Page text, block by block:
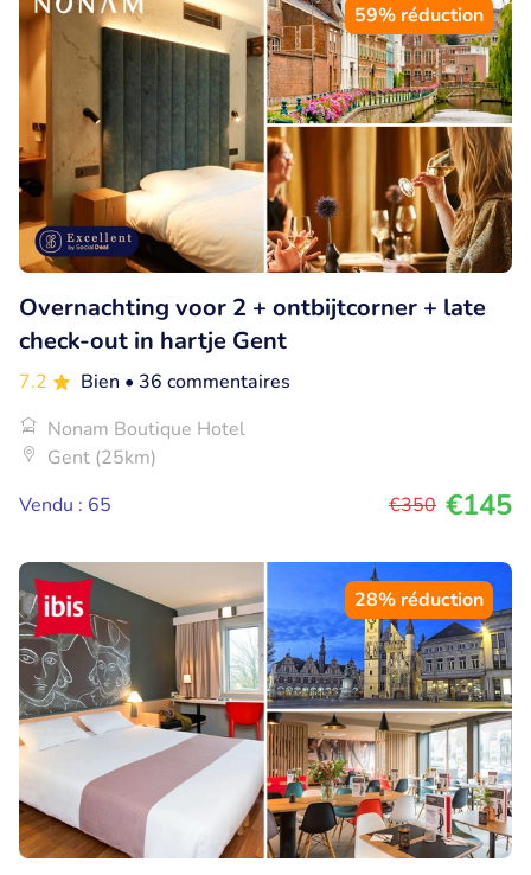
59% réduction
Overnachting voor 2 + ontbijtcorner + late
check-out in hartje Gent
7.2 Bien • 36 commentaires
Nonam Boutique Hotel
Gent (25km)
Vendu : 65
€350 €145
28% réduction